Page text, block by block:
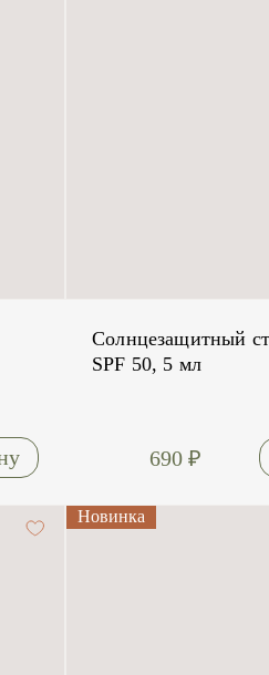
Солнцезащитный
SPF 50, 5 мл
690 ₽
Новинка